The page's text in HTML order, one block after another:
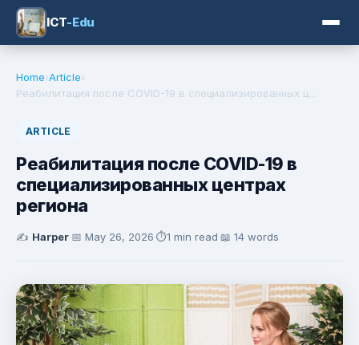
ICT-Edu
Home›Article›
Реабилитация после COVID-19 в специализированных ц...
ARTICLE
Реабилитация после COVID-19 в
специализированных центрах
региона
✍️ Harper·📅 May 26, 2026·⏱️1 min read·📖 14 words